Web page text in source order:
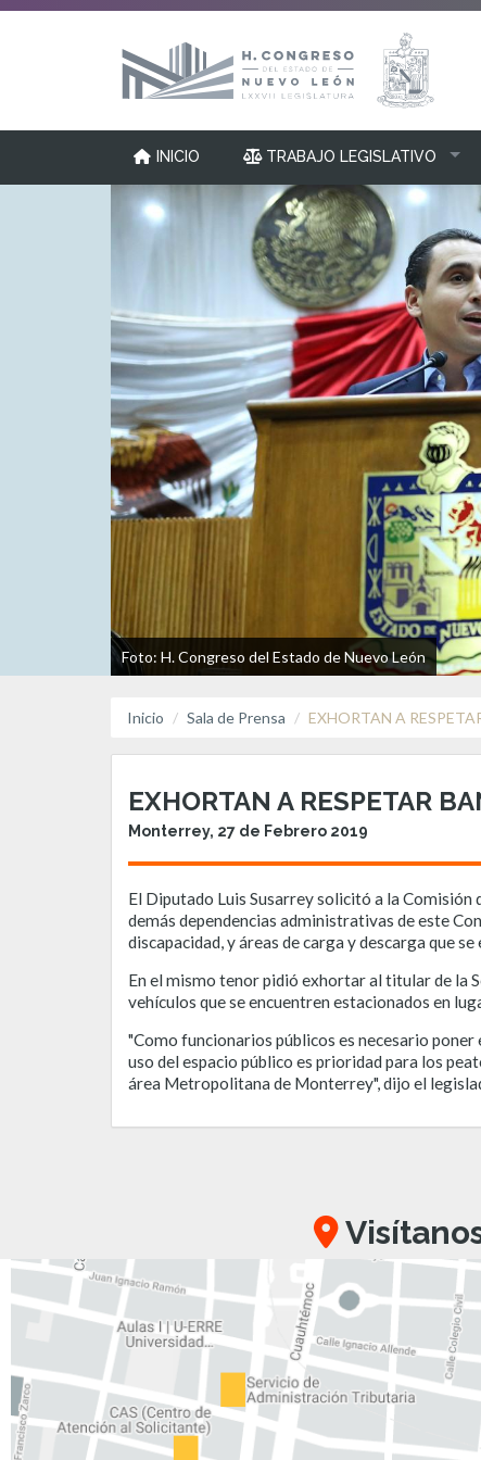
INICIO TRABAJO LEGISLATIVO
Foto: H. Congreso del Estado de Nuevo León
Inicio Sala de Prensa EXHORTAN A
EXHORTAN A RESPETAR
Monterrey, 27 de Febrero 2019
El Diputado Luis Susarrey solicitó a la
demás dependencias administrativas de este
discapacidad, y áreas de carga y descarga que
En el mismo tenor pidió exhortar al titular de la
vehículos que se encuentren estacionados en
"Como funcionarios públicos es necesario
uso del espacio público es prioridad para los
área Metropolitana de Monterrey", dijo el